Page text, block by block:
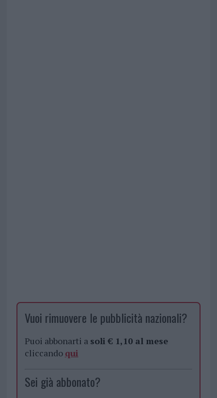
Vuoi rimuovere le pubblicità nazionali?
Puoi abbonarti a soli € 1,10 al mese
cliccando qui
Sei già abbonato?